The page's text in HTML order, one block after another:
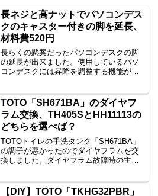
長ネジと高ナットでパソコンデス
クのキャスター付きの脚を延長、
材料費520円
長らくの懸案だったパソコンデスクの脚
の延長が出来ました。使用しているパソ
コンデスクには昇降を調整する機能がな
す。15年くらい使っているので今更感も
ありましたが・・・。そう...
TOTO「SH671BA」のダイヤフ
ラム交換、TH405SとHH11113の
どちらを選べば？
TOTOトイレの手洗タンク「SH671BA」
の調子が悪かったのでダイヤフラムを交
換しました。ダイヤフラム故障時の主な
音がする手洗いから水が出ないなどで
【DIY】TOTO「TKHG32PBR」